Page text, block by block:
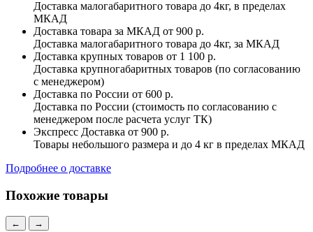
Доставка малогабаритного товара до 4кг, в пределах
МКАД
Доставка товара за МКАД от 900 р.
Доставка малогабаритного товара до 4кг, за МКАД
Доставка крупных товаров от 1 100 р.
Доставка крупногабаритных товаров (по согласованию
с менеджером)
Доставка по России от 600 р.
Доставка по России (стоимость по согласованию с
менеджером после расчета услуг ТК)
Экспресс Доставка от 900 р.
Товары небольшого размера и до 4 кг в пределах МКАД
Подробнее о доставке
Похожие товары
← →